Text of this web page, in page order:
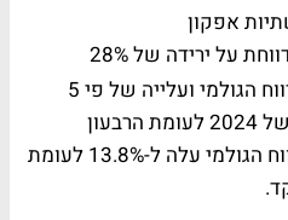
אפקון
מדווחת על ירידה של 28%
בהכנסות; עלייה של 46% ברווח הגולמי ועלייה של פי 5
ברווח הנקי לרבעון השלישי של 2024 לעומת הרבעון
המקביל אשתקד. שיעור הרווח הגולמי עלה ל-13.8% לעומת